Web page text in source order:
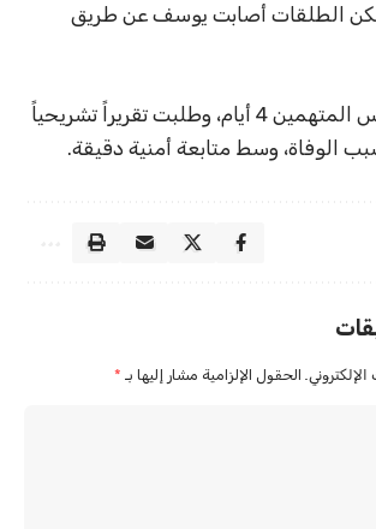
الطلقات أصابت يوسف عن طريق
النيابة أمرت بحبس المتهمين 4 أيام، وطلبت تقريراً تشريحياً
الوفاة، وسط متابعة أمنية دقيقة.
الحقول الإلزامية مشار إليها بـ *